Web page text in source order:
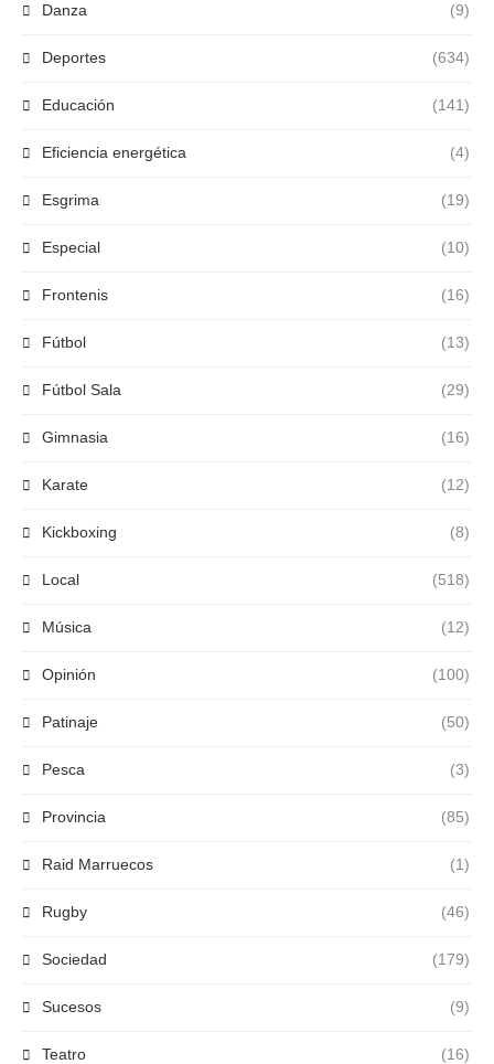
Danza (9)
Deportes (634)
Educación (141)
Eficiencia energética (4)
Esgrima (19)
Especial (10)
Frontenis (16)
Fútbol (13)
Fútbol Sala (29)
Gimnasia (16)
Karate (12)
Kickboxing (8)
Local (518)
Música (12)
Opinión (100)
Patinaje (50)
Pesca (3)
Provincia (85)
Raid Marruecos (1)
Rugby (46)
Sociedad (179)
Sucesos (9)
Teatro (16)